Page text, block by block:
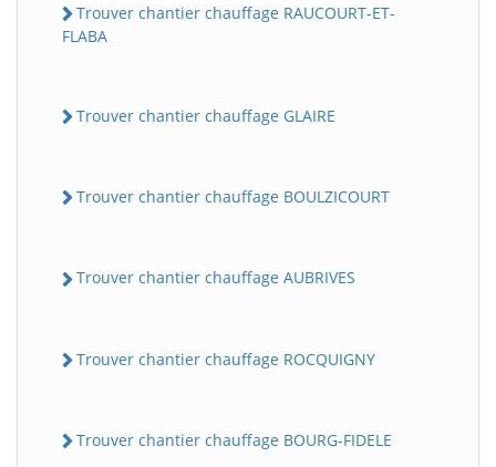
Trouver chantier chauffage RAUCOURT-ET-
FLABA
Trouver chantier chauffage GLAIRE
Trouver chantier chauffage BOULZICOURT
Trouver chantier chauffage AUBRIVES
Trouver chantier chauffage ROCQUIGNY
Trouver chantier chauffage BOURG-FIDELE